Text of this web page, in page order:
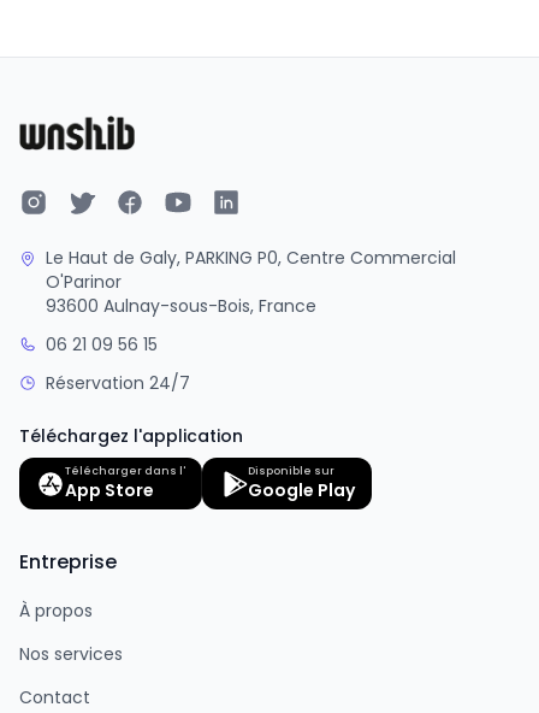
Le Haut de Galy, PARKING P0, Centre Commercial
O'Parinor
93600 Aulnay-sous-Bois, France
06 21 09 56 15
Réservation 24/7
Téléchargez l'application
Télécharger dans l'
App Store
Disponible sur
Google Play
Entreprise
À propos
Nos services
Contact